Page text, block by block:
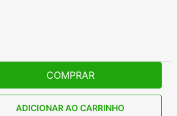
COMPRAR
ADICIONAR AO CARRINHO